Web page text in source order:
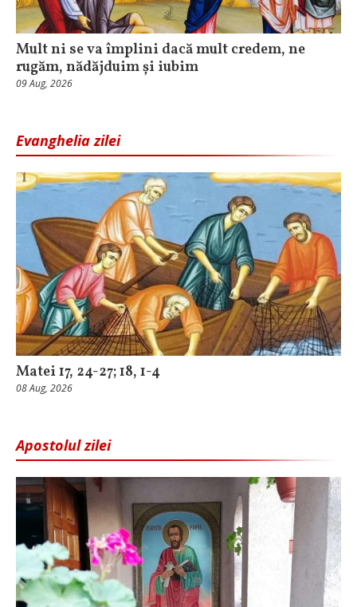
Mult ni se va împlini dacă mult credem, ne
rugăm, nădăjduim și iubim
09 Aug, 2026
Evanghelia zilei
Matei 17, 24-27; 18, 1-4
08 Aug, 2026
Apostolul zilei